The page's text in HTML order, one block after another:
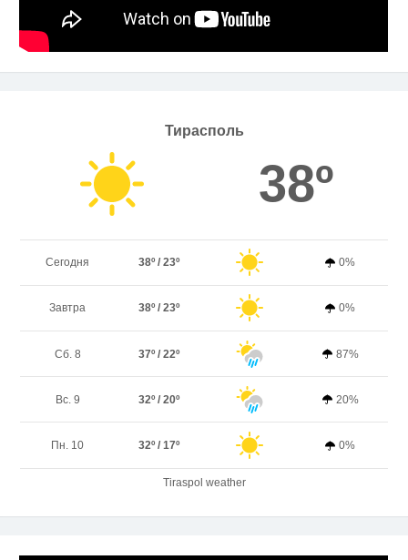
Тирасполь
38º
Сегодня 38º / 23º 0%
Завтра 38º / 23º 0%
Сб. 8 37º / 22º 87%
Вс. 9 32º / 20º 20%
Пн. 10 32º / 17º 0%
Tiraspol weather